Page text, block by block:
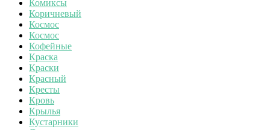
Комиксы
Коричневый
Космос
Космос
Кофейные
Краска
Краски
Красный
Кресты
Кровь
Крылья
Кустарники